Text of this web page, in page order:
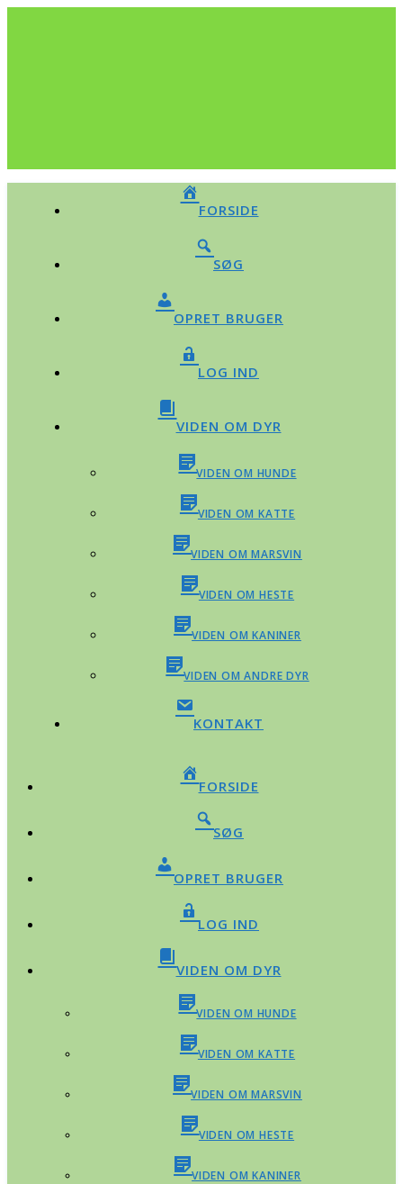
FORSIDE
SØG
OPRET BRUGER
LOG IND
VIDEN OM DYR
VIDEN OM HUNDE
VIDEN OM KATTE
VIDEN OM MARSVIN
VIDEN OM HESTE
VIDEN OM KANINER
VIDEN OM ANDRE DYR
KONTAKT
FORSIDE
SØG
OPRET BRUGER
LOG IND
VIDEN OM DYR
VIDEN OM HUNDE
VIDEN OM KATTE
VIDEN OM MARSVIN
VIDEN OM HESTE
VIDEN OM KANINER